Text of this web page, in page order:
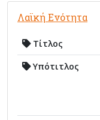
Λαϊκή Ενότητα
Τίτλος
Υπότιτλος